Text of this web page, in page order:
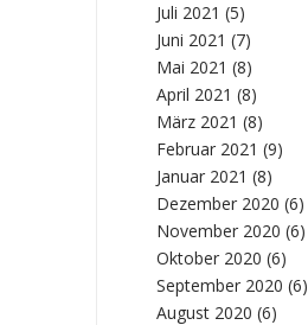
Juli 2021 (5)
Juni 2021 (7)
Mai 2021 (8)
April 2021 (8)
März 2021 (8)
Februar 2021 (9)
Januar 2021 (8)
Dezember 2020 (6)
November 2020 (6)
Oktober 2020 (6)
September 2020 (6)
August 2020 (6)